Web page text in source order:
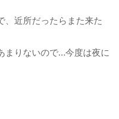
、近所だったらまた来た
まりないので…今度は夜に